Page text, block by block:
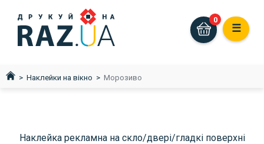
☰
0
Наклейки на вікно Морозиво
Наклейка рекламна на скло/двері/гладкі поверхні